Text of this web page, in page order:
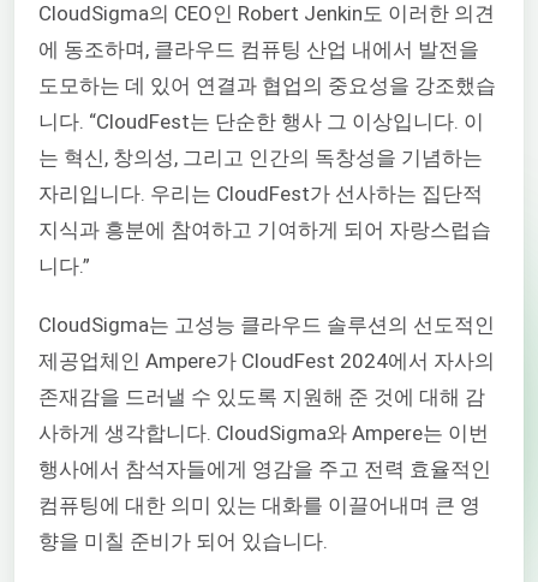
CloudSigma의 CEO인 Robert Jenkin도 이러한 의견
에 동조하며, 클라우드 컴퓨팅 산업 내에서 발전을
도모하는 데 있어 연결과 협업의 중요성을 강조했습
니다. “CloudFest는 단순한 행사 그 이상입니다. 이
는 혁신, 창의성, 그리고 인간의 독창성을 기념하는
자리입니다. 우리는 CloudFest가 선사하는 집단적
지식과 흥분에 참여하고 기여하게 되어 자랑스럽습
니다.”
CloudSigma는 고성능 클라우드 솔루션의 선도적인
제공업체인 Ampere가 CloudFest 2024에서 자사의
존재감을 드러낼 수 있도록 지원해 준 것에 대해 감
사하게 생각합니다. CloudSigma와 Ampere는 이번
행사에서 참석자들에게 영감을 주고 전력 효율적인
컴퓨팅에 대한 의미 있는 대화를 이끌어내며 큰 영
향을 미칠 준비가 되어 있습니다.